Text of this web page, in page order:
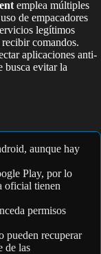
emplea múltiples
de empacadores
legítimos
comandos.
aplicaciones anti-
busca evitar la
aunque hay
Play, por lo
oficial tienen
permisos
pueden recuperar
de las